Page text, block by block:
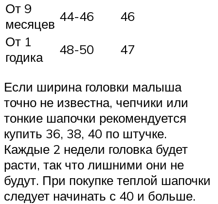
От 9
месяцев 44-46
46
От 1
годика
48-50 47
Если ширина головки малыша
точно не известна, чепчики или
тонкие шапочки рекомендуется
купить 36, 38, 40 по штучке.
Каждые 2 недели головка будет
расти, так что лишними они не
будут. При покупке теплой шапочки
следует начинать с 40 и больше.